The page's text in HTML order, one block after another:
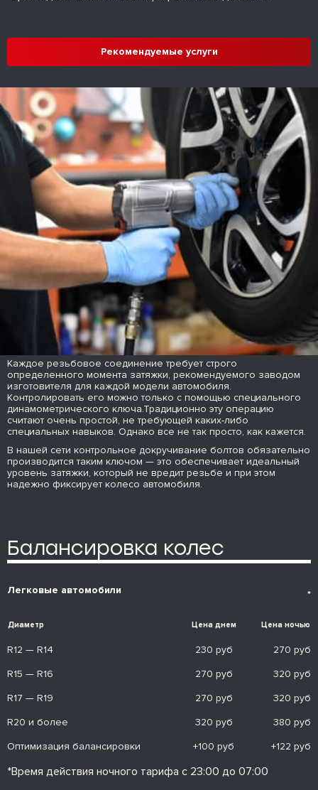
Рекомендуемые услуги
Каждое резьбовое соединение требует строго
определенного момента затяжки, рекомендуемого заводом
изготовителя для каждой модели автомобиля.
Контролировать его можно только с помощью специального
динамометрического ключа.Традиционно эту операцию
считают очень простой, не требующей каких-либо
специальных навыков. Однако все не так просто, как кажется.
В нашей сети контрольное докручивание болтов обязательно
производится таким ключом — это обеспечивает идеальный
уровень затяжки, который не вредит резьбе и при этом
надежно фиксирует колесо автомобиля.
Балансировка колес
Легковые автомобили *
Диаметр Цена днем Цена ночью
R12 — R14 230 руб
270 руб
R15 — R16
270 руб
320 руб
R17 — R19
270 руб
320 руб
R20 и более
320 руб
380 руб
Оптимизация балансировки
+100 руб +122 руб
*Время действия ночного тарифа с 23:00 до 07:00